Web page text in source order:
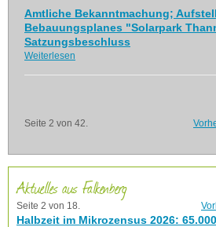
Amtliche Bekanntmachung;
Bebauungsplanes "Solarpark
Satzungsbeschluss
Weiterlesen
Seite 2 von 42.
Aktuelles aus Falkenberg
Seite 2 von 18.
Halbzeit im Mikrozensus 2026: